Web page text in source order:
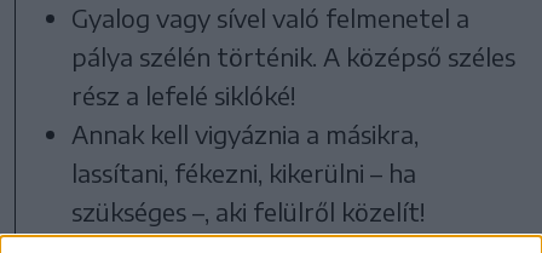
Gyalog vagy sível való felmenetel a
pálya szélén történik. A középső széles
rész a lefelé siklóké!
Annak kell vigyáznia a másikra,
lassítani, fékezni, kikerülni – ha
szükséges –, aki felülről közelít!